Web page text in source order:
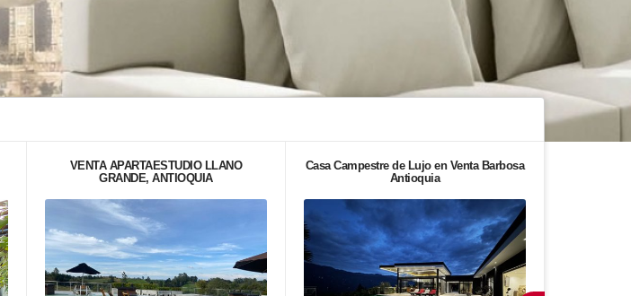
VENTA APARTAESTUDIO LLANO
GRANDE, ANTIOQUIA
Casa Campestre de Lujo en Venta Barbosa
Antioquia